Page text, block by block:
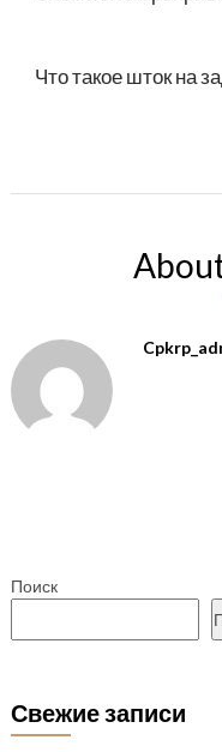
Что такое шток на
Поиск
Свежие записи